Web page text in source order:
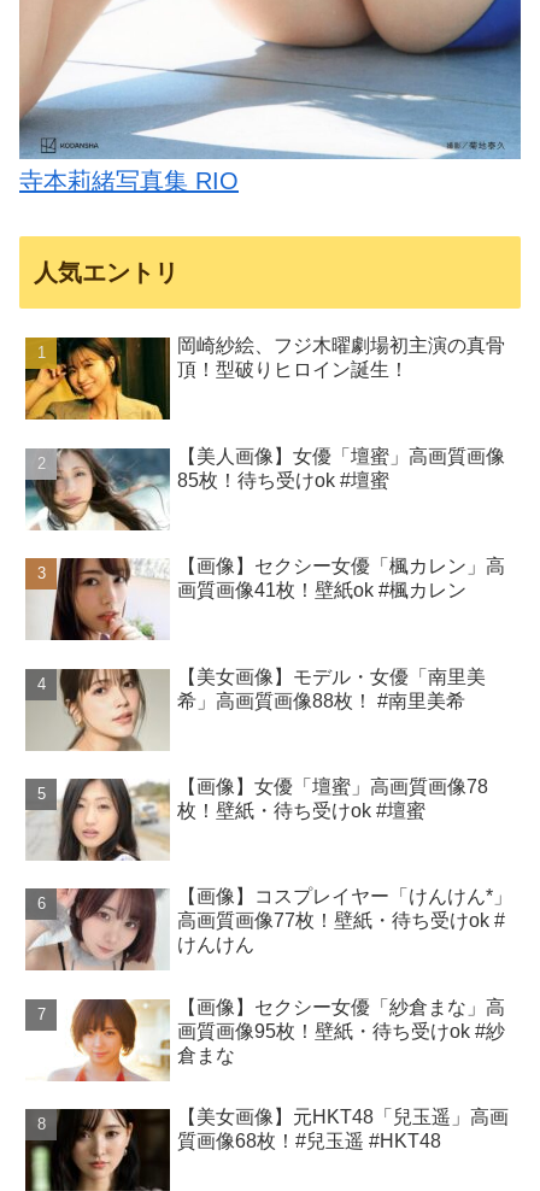
寺本莉緒写真集 RIO
人気エントリ
岡崎紗絵、フジ木曜劇場初主演の真骨
頂！型破りヒロイン誕生！
【美人画像】女優「壇蜜」高画質画像
85枚！待ち受けok #壇蜜
【画像】セクシー女優「楓カレン」高
画質画像41枚！壁紙ok #楓カレン
【美女画像】モデル・女優「南里美
希」高画質画像88枚！ #南里美希
【画像】女優「壇蜜」高画質画像78
枚！壁紙・待ち受けok #壇蜜
【画像】コスプレイヤー「けんけん*」
高画質画像77枚！壁紙・待ち受けok #
けんけん
【画像】セクシー女優「紗倉まな」高
画質画像95枚！壁紙・待ち受けok #紗
倉まな
【美女画像】元HKT48「兒玉遥」高画
質画像68枚！#兒玉遥 #HKT48